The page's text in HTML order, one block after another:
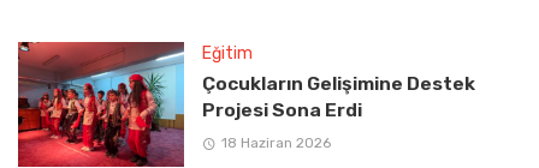
Eğitim
Çocukların Gelişimine Destek
Projesi Sona Erdi
18 Haziran 2026